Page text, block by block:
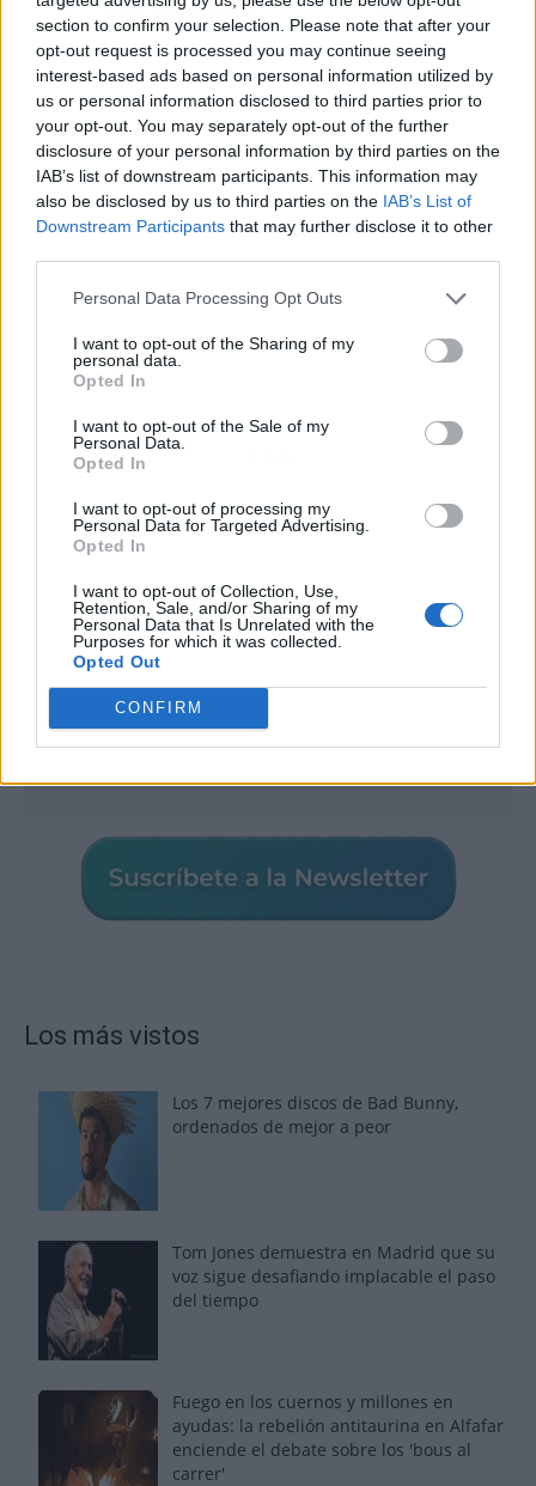
section to confirm your selection. Please note that after your
opt-out request is processed you may continue seeing
interest-based ads based on personal information utilized by
us or personal information disclosed to third parties prior to
your opt-out. You may separately opt-out of the further
disclosure of your personal information by third parties on the
IAB’s list of downstream participants. This information may
also be disclosed by us to third parties on the IAB’s List of
Downstream Participants that may further disclose it to other
Personal Data Processing Opt Outs
I want to opt-out of the Sharing of my
personal data.
Opted In
I want to opt-out of the Sale of my
Personal Data.
Opted In
I want to opt-out of processing my
Personal Data for Targeted Advertising.
Opted In
I want to opt-out of Collection, Use,
Retention, Sale, and/or Sharing of my
Personal Data that Is Unrelated with the
Purposes for which it was collected.
Opted Out
CONFIRM
Los más vistos
Los 7 mejores discos de Bad Bunny,
ordenados de mejor a peor
Tom Jones demuestra en Madrid que su
voz sigue desafiando implacable el paso
del tiempo
Fuego en los cuernos y millones en
ayudas: la rebelión antitaurina en Alfafar
enciende el debate sobre los 'bous al
carrer'